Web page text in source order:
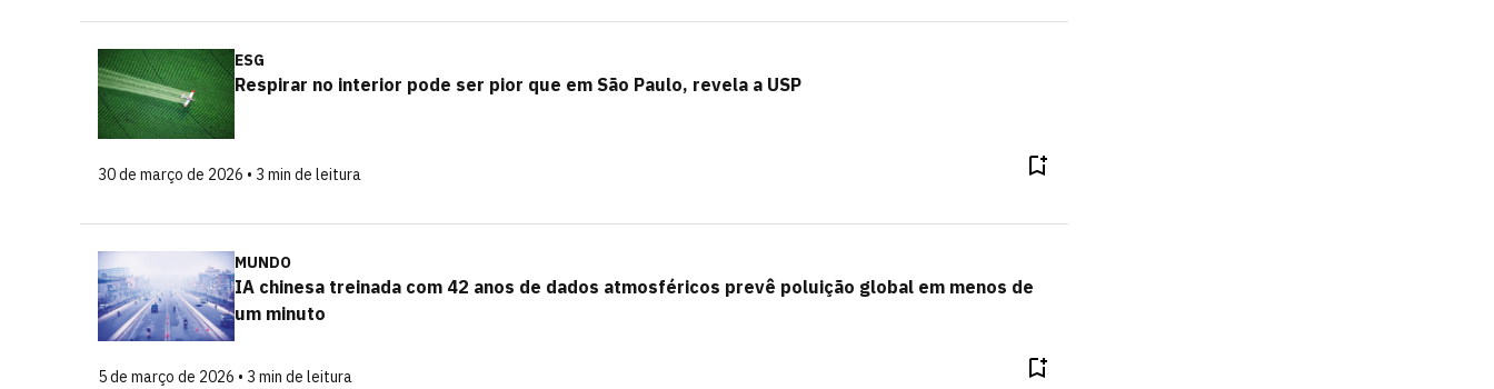
ESG
Respirar no interior pode ser pior que em São Paulo, revela a USP
30 de março de 2026 • 3 min de leitura
MUNDO
IA chinesa treinada com 42 anos de dados atmosféricos prevê poluição global em menos de
um minuto
5 de março de 2026 • 3 min de leitura